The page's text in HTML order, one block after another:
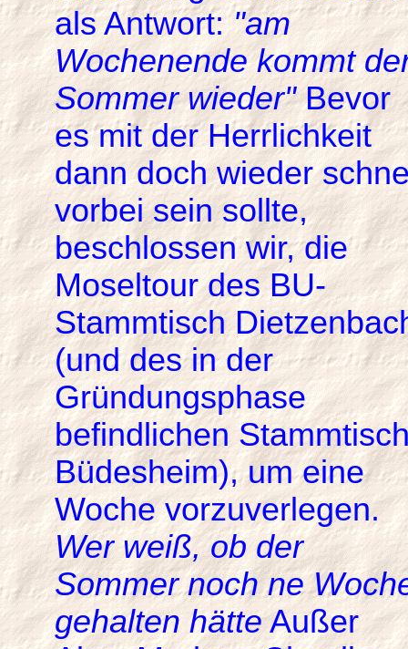
als Antwort:"am
Wochenende kommt
Sommer wieder"Bevor
es mit der Herrlichkeit
dann doch wieder
vorbei sein sollte,
beschlossen wir, die
Moseltour des BU-
Stammtisch
(und des in der
Gründungsphase
befindlichen
Büdesheim), um eine
Woche vorzuverlegen.
Wer weiß, ob der
Sommer noch ne
gehalten hätteAußer